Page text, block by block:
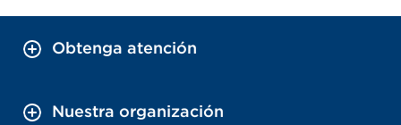
Obtenga atención
Nuestra organización